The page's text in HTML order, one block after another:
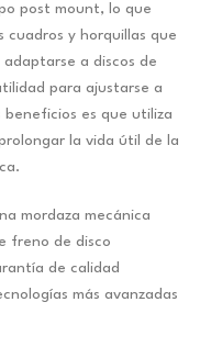
post mount, lo que
y horquillas que
a discos de
para ajustarse a
beneficios es que utiliza
la vida útil de la
mordaza mecánica
freno de disco
de calidad
más avanzadas